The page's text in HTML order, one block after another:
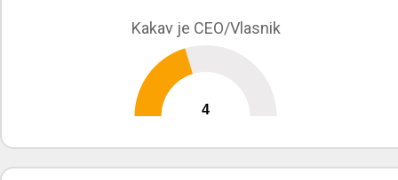
Kakav je CEO/Vlasnik
4